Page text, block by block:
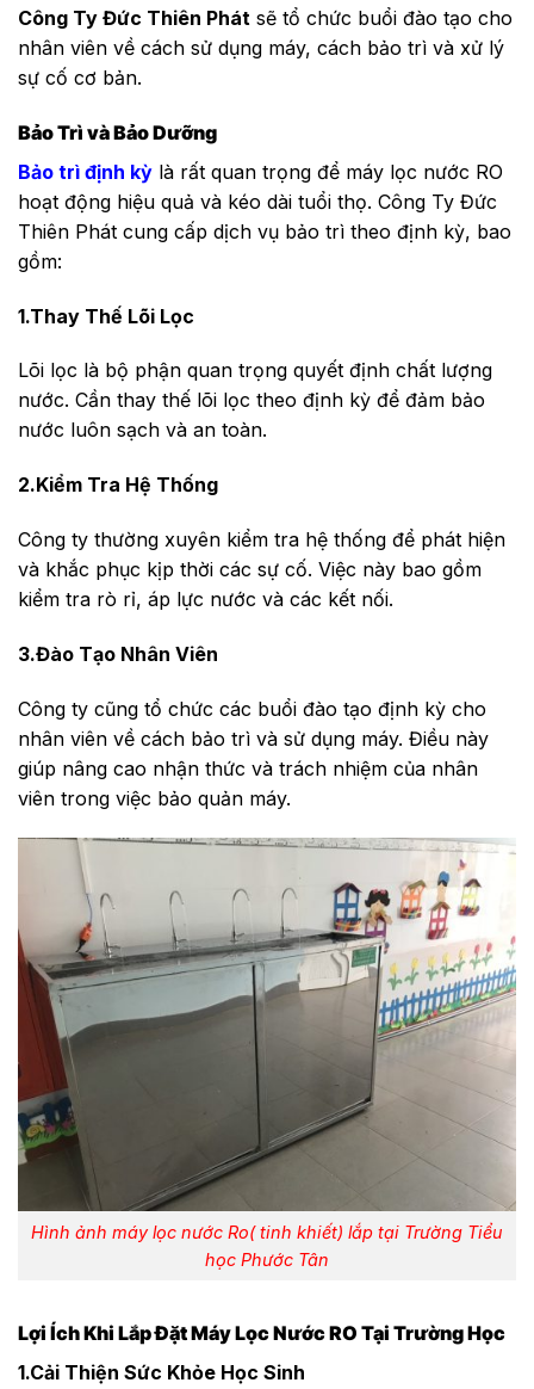
Công Ty Đức Thiên Phát sẽ tổ chức buổi đào tạo cho
nhân viên về cách sử dụng máy, cách bảo trì và xử lý
sự cố cơ bản.
Bảo Trì và Bảo Dưỡng
Bảo trì định kỳ là rất quan trọng để máy lọc nước RO
hoạt động hiệu quả và kéo dài tuổi thọ. Công Ty Đức
Thiên Phát cung cấp dịch vụ bảo trì theo định kỳ, bao
gồm:
1.Thay Thế Lõi Lọc
Lõi lọc là bộ phận quan trọng quyết định chất lượng
nước. Cần thay thế lõi lọc theo định kỳ để đảm bảo
nước luôn sạch và an toàn.
2.Kiểm Tra Hệ Thống
Công ty thường xuyên kiểm tra hệ thống để phát hiện
và khắc phục kịp thời các sự cố. Việc này bao gồm
kiểm tra rò rỉ, áp lực nước và các kết nối.
3.Đào Tạo Nhân Viên
Công ty cũng tổ chức các buổi đào tạo định kỳ cho
nhân viên về cách bảo trì và sử dụng máy. Điều này
giúp nâng cao nhận thức và trách nhiệm của nhân
viên trong việc bảo quản máy.
Hình ảnh máy lọc nước Ro( tinh khiết) lắp tại Trường Tiểu
học Phước Tân
Lợi Ích Khi Lắp Đặt Máy Lọc Nước RO Tại Trường Học
1.Cải Thiện Sức Khỏe Học Sinh